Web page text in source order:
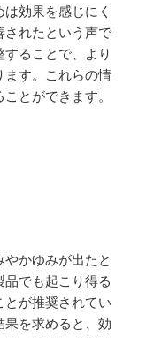
効果を感じにく
されたという声で
ることで、より
ます。これらの情
とができます。
かゆみが出たと
でも起こり得る
が推奨されてい
果を求めると、効